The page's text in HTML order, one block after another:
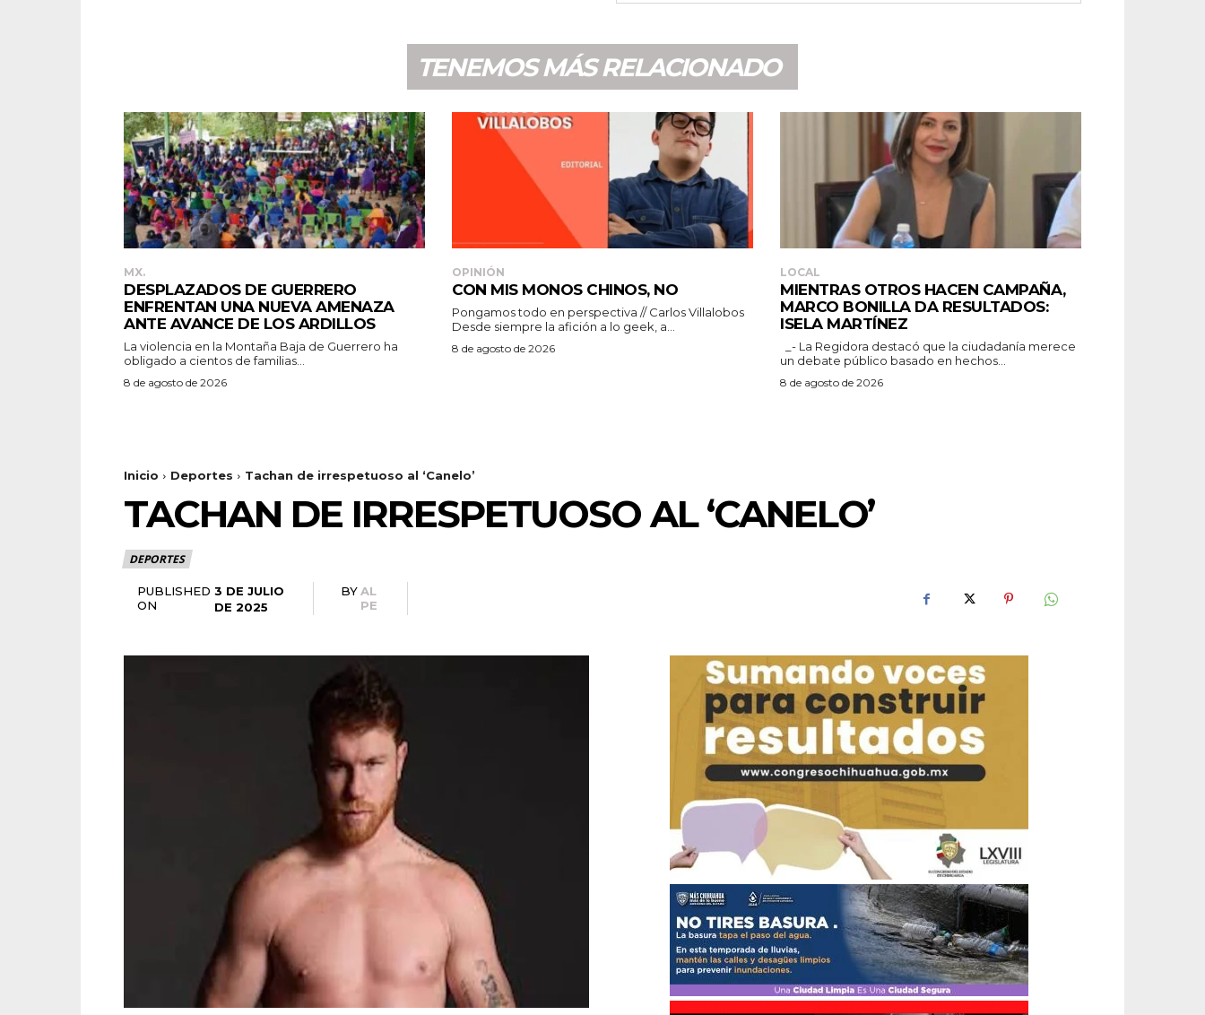
TENEMOS MÁS RELACIONADO
MX.
DESPLAZADOS DE GUERRERO
ENFRENTAN UNA NUEVA AMENAZA
ANTE AVANCE DE LOS ARDILLOS
La violencia en la Montaña Baja de Guerrero ha
obligado a cientos de familias...
8 de agosto de 2026
OPINIÓN
CON MIS MONOS CHINOS, NO
Pongamos todo en perspectiva // Carlos Villalobos
Desde siempre la afición a lo geek, a...
8 de agosto de 2026
LOCAL
MIENTRAS OTROS HACEN CAMPAÑA,
MARCO BONILLA DA RESULTADOS:
ISELA MARTÍNEZ
un debate público basado en hechos...
8 de agosto de 2026